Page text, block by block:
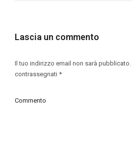
Lascia un commento
Il tuo indirizzo email non sarà pubblicato.
contrassegnati *
Commento